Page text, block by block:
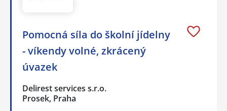
Pomocná síla do školní jídelny
- víkendy volné, zkrácený
úvazek
Delirest services s.r.o.
Prosek, Praha